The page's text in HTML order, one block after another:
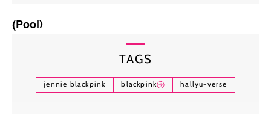
(Pool)
TAGS
jennie blackpink blackpink hallyu-verse